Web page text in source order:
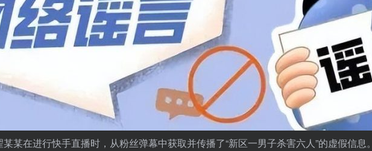
某在进行快手直播时，从粉丝弹幕中获取并传播了“新区一男子杀害六人”的虚假信